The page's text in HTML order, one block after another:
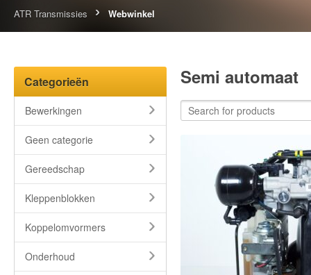
ATR Transmissies Webwinkel
Categorieën
Bewerkingen
Geen categorie
Gereedschap
Kleppenblokken
Koppelomvormers
Onderhoud
Semi automaat